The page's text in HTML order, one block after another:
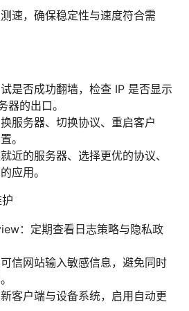
速，确保稳定性与速度符合需
是否成功翻墙，检查 IP 是否显示
器的出口。
服务器、切换协议、重启客户
。
近的服务器、选择更优的协议、
应用。
：定期查看日志策略与隐私政
信网站输入敏感信息，避免同时
客户端与设备系统，启用自动更